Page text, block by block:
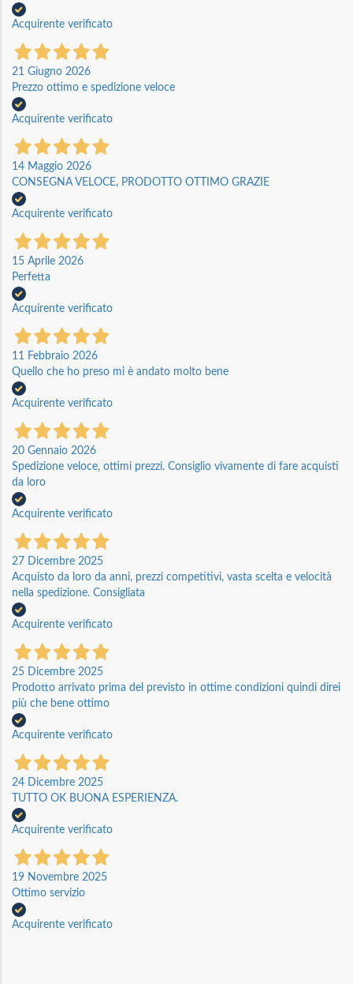
Acquirente verificato
21 Giugno 2026
Prezzo ottimo e spedizione veloce
Acquirente verificato
14 Maggio 2026
CONSEGNA VELOCE, PRODOTTO OTTIMO GRAZIE
Acquirente verificato
15 Aprile 2026
Perfetta
Acquirente verificato
11 Febbraio 2026
Quello che ho preso mi è andato molto bene
Acquirente verificato
20 Gennaio 2026
Spedizione veloce, ottimi prezzi. Consiglio vivamente di fare acquisti
da loro
Acquirente verificato
27 Dicembre 2025
Acquisto da loro da anni, prezzi competitivi, vasta scelta e velocità
nella spedizione. Consigliata
Acquirente verificato
25 Dicembre 2025
Prodotto arrivato prima del previsto in ottime condizioni quindi direi
più che bene ottimo
Acquirente verificato
24 Dicembre 2025
TUTTO OK BUONA ESPERIENZA.
Acquirente verificato
19 Novembre 2025
Ottimo servizio
Acquirente verificato